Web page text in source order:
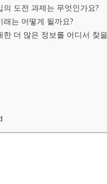
도전 과제는 무엇인가요?
는 어떻게 될까요?
더 많은 정보를 어디서 찾